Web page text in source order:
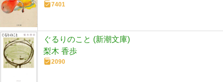
7401
ぐるりのこと (新潮文庫)
梨木 香歩
2090